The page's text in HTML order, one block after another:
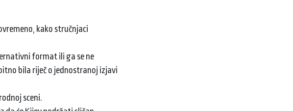
kako stručnjaci
format ili ga se ne
bila riječ o jednostranoj izjavi
sceni.